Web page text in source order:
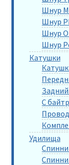
Шнур
Шнур
Шнур
Шнур
Катушки
С
Удилища